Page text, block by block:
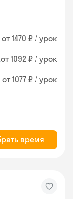
от 1470 ₽ / урок
от 1092 ₽ / урок
от 1077 ₽ / урок
время